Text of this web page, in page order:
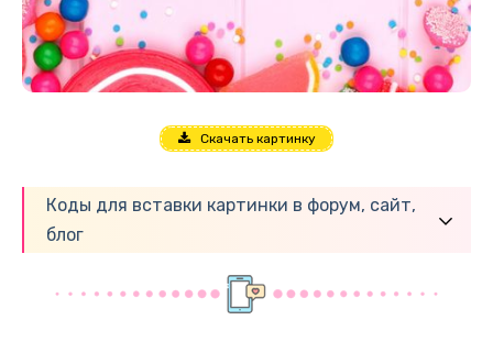
Скачать картинку
Коды для вставки картинки в форум, сайт,
блог